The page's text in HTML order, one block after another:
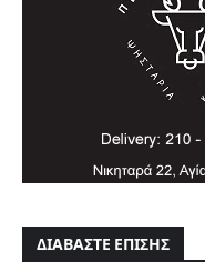
ΔΙΑΒΑΣΤΕ ΕΠΙΣΗΣ